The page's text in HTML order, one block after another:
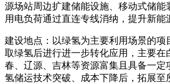
源场站周边扩建储能设施、移动式储能
用电负荷通过直连专线消纳，提升新能
建设地点：以绿氢为主要利用场景的项
取绿氢后进行进一步转化应用，主要在
春、辽源、吉林等资源富集且具备一定
氢储运技术突破、成本下降后，拓展至